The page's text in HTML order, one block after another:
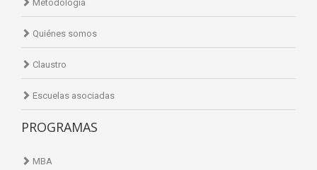
Metodología
Quiénes somos
Claustro
Escuelas asociadas
PROGRAMAS
MBA